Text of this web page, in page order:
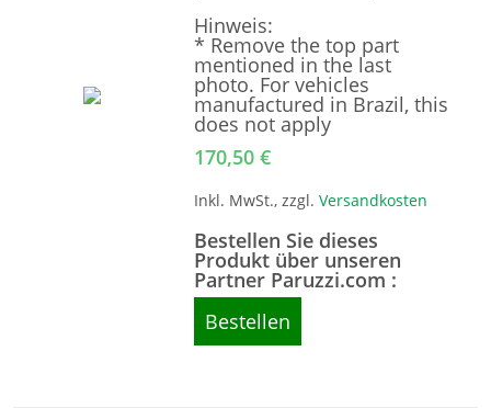
Hinweis:
* Remove the top part
mentioned in the last
photo. For vehicles
manufactured in Brazil, this
does not apply
170,50€
Inkl. MwSt., zzgl.Versandkosten
Bestellen Sie dieses
Produkt über unseren
Partner Paruzzi.com :
Bestellen